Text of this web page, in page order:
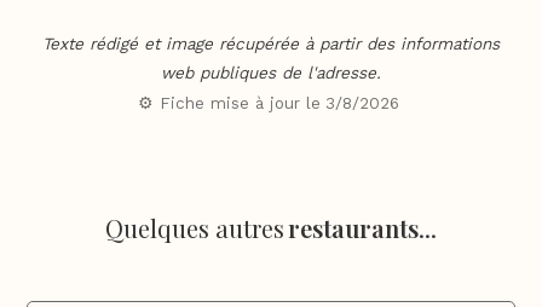
Texte rédigé et image récupérée à partir des informations
web publiques de l'adresse.
⚙️ Fiche mise à jour le 3/8/2026
Quelques autresrestaurants...